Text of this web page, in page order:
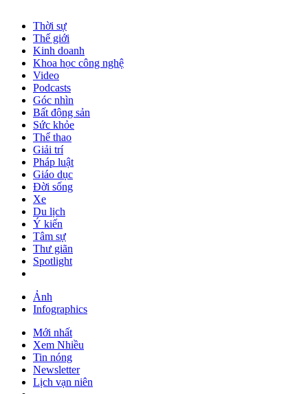
Thời sự
Thế giới
Kinh doanh
Khoa học công nghệ
Video
Podcasts
Góc nhìn
Bất động sản
Sức khỏe
Thể thao
Giải trí
Pháp luật
Giáo dục
Đời sống
Xe
Du lịch
Ý kiến
Tâm sự
Thư giãn
Spotlight
Ảnh
Infographics
Mới nhất
Xem Nhiều
Tin nóng
Newsletter
Lịch vạn niên